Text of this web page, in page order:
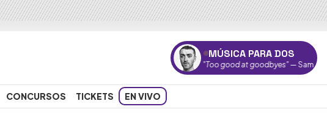
MÚSICA PARA DOS
"Too good at goodbyes"— Sam Smith
CONCURSOS TICKETS EN VIVO